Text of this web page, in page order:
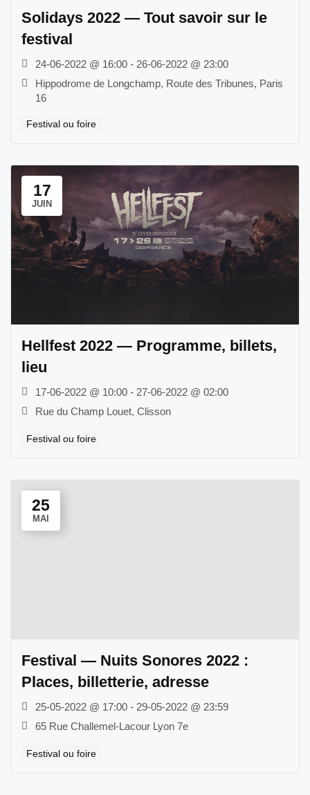
Solidays 2022 — Tout savoir sur le
festival
24-06-2022 @ 16:00 - 26-06-2022 @ 23:00
Hippodrome de Longchamp, Route des Tribunes, Paris
16
Festival ou foire
17
JUIN
Hellfest 2022 — Programme, billets,
lieu
17-06-2022 @ 10:00 - 27-06-2022 @ 02:00
Rue du Champ Louet, Clisson
Festival ou foire
25
MAI
Festival — Nuits Sonores 2022 :
Places, billetterie, adresse
25-05-2022 @ 17:00 - 29-05-2022 @ 23:59
65 Rue Challemel-Lacour Lyon 7e
Festival ou foire